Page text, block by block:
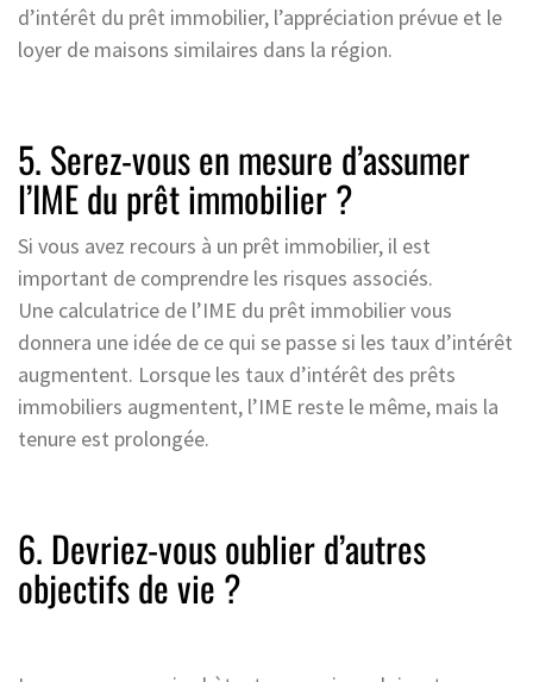
d’intérêt du prêt immobilier, l’appréciation prévue et le
loyer de maisons similaires dans la région.
5. Serez-vous en mesure d’assumer
l’IME du prêt immobilier ?
Si vous avez recours à un prêt immobilier, il est
important de comprendre les risques associés.
Une calculatrice de l’IME du prêt immobilier vous
donnera une idée de ce qui se passe si les taux d’intérêt
augmentent. Lorsque les taux d’intérêt des prêts
immobiliers augmentent, l’IME reste le même, mais la
tenure est prolongée.
6. Devriez-vous oublier d’autres
objectifs de vie ?